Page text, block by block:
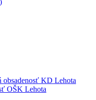
obsadenosť KD Lehota
OŠK Lehota